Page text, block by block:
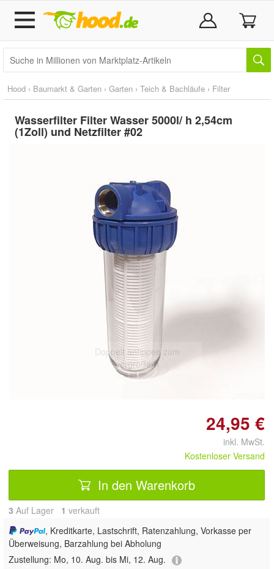
Hood › Baumarkt & Garten › Garten › Teich & Bachläufe › Filter
Wasserfilter Filter Wasser 5000l/ h 2,54cm
(1Zoll) und Netzfilter #02
Doppelt antippen zum
vergrößern
24,95 €
inkl. MwSt.
Kostenloser Versand
In den Warenkorb
3 Auf Lager 1 verkauft
, Kreditkarte, Lastschrift, Ratenzahlung, Vorkasse per
Überweisung, Barzahlung bei Abholung
Zustellung: Mo, 10. Aug. bis Mi, 12. Aug.